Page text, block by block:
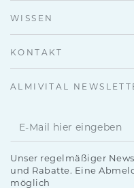
WISSEN
KONTAKT
ALMIVITAL
E-
Mail
hier
Unser regelmäßiger
und Rabatte. Eine
möglich